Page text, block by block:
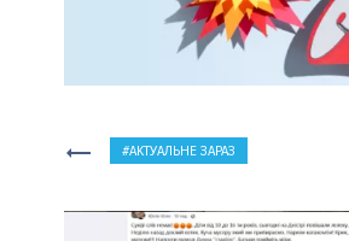
АКТУАЛЬНЕ ЗАРАЗ